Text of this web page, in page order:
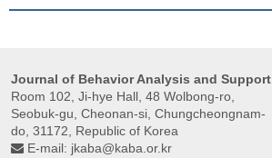
Journal of Behavior Analysis and Support
Room 102, Ji-hye Hall, 48 Wolbong-ro,
Seobuk-gu, Cheonan-si, Chungcheongnam-
do, 31172, Republic of Korea
E-mail: jkaba@kaba.or.kr